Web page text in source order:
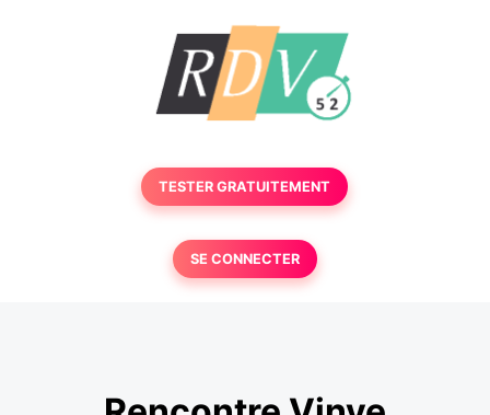
TESTER GRATUITEMENT
SE CONNECTER